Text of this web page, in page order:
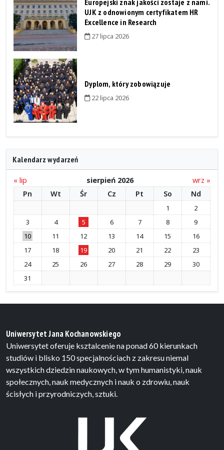
Europejski znak jakości zostaje z nami.
UJK z odnowionym certyfikatem HR
Excellence in Research
27 lipca 2026
Dyplom, który zobowiązuje
22 lipca 2026
Kalendarz wydarzeń
« lip sierpień 2026
wrz »
Pn
Wt Śr Cz Pt So Nd
1
2
3
4 5 6 7 8
9
10
11 12 13 14 15
16
17
18 19 20 21 22
23
24
25 26 27 28 29
30
31
Uniwersytet Jana Kochanowskiego
Uniwersytet oferuje ksztalcenie na ponad 60 kierunkach
studiów i blisko 150 specjalnościach z zakresu niemal
wszystkich dziedzin naukowych, w tym humanistyki, nauk
społecznych, nauk medycznych i nauk o zdrowiu, nauk
ścisłych i przyrodniczych, sztuki.